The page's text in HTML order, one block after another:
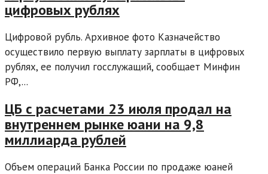
цифровых рублях
Цифровой рубль. Архивное фото Казначейство
осуществило первую выплату зарплаты в цифровых
рублях, ее получил госслужащий, сообщает Минфин
РФ,...
ЦБ с расчетами 23 июля продал на
внутреннем рынке юани на 9,8
миллиарда рублей
Объем операций Банка России по продаже юаней